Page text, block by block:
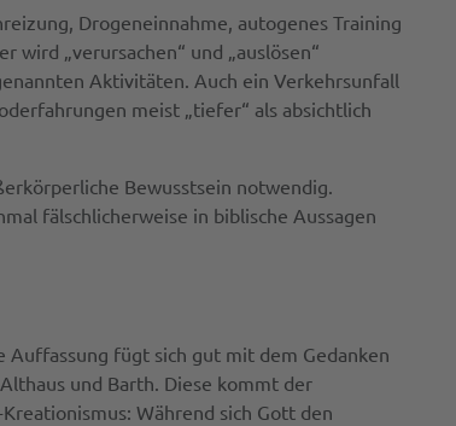
Drogeneinnahme, autogenes Training
„verursachen“ und „auslösen“
Aktivitäten. Auch ein Verkehrsunfall
meist „tiefer“ als absichtlich
Bewusstsein notwendig.
fälschlicherweise in biblische Aussagen
fügt sich gut mit dem Gedanken
und Barth. Diese kommt der
Während sich Gott den